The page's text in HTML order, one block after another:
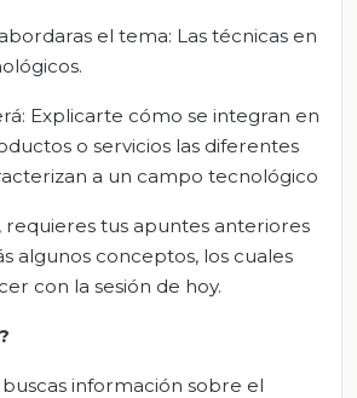
el tema: Las técnicas en
Explicarte cómo se integran en
o servicios las diferentes
a un campo tecnológico
requieres tus apuntes anteriores
algunos conceptos, los cuales
con la sesión de hoy.
información sobre el